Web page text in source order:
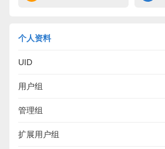
个人资料
UID
用户组
管理组
扩展用户组